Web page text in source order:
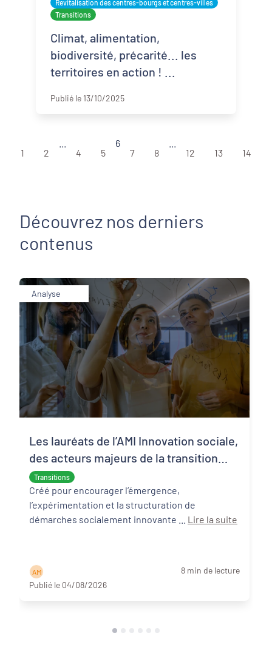
Revitalisation des centres-bourgs et centres-villes
Transitions
Climat, alimentation,
biodiversité, précarité... les
Publié le 13/10/2025
1 2
4
5
6
7
8
12
13 14
Découvrez nos derniers
contenus
Analyse
Transitions
Les lauréats de l’AMI Innovation sociale,
des acteurs majeurs de la transition
écologique et sociale
Créé pour encourager l’émergence,
l’expérimentation et la structuration de
Lire la suite
A M
8 min de lecture
Publié le 04/08/2026